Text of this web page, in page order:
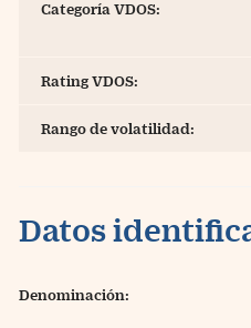
Categoría VDOS:
Rating VDOS:
Rango de volatilidad:
Datos
Denominación: